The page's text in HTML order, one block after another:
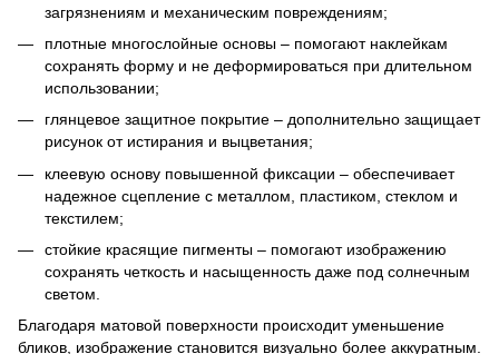
загрязнениям и механическим повреждениям;
плотные многослойные основы – помогают наклейкам
сохранять форму и не деформироваться при длительном
использовании;
глянцевое защитное покрытие – дополнительно защищает
рисунок от истирания и выцветания;
клеевую основу повышенной фиксации – обеспечивает
надежное сцепление с металлом, пластиком, стеклом и
текстилем;
стойкие красящие пигменты – помогают изображению
сохранять четкость и насыщенность даже под солнечным
светом.
Благодаря матовой поверхности происходит уменьшение
бликов, изображение становится визуально более аккуратным.